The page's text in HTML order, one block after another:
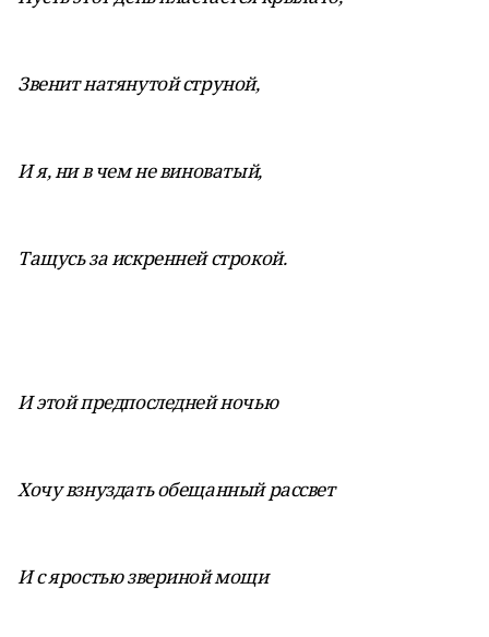
Звенит натянутой струной,
И я, ни в чем не виноватый,
Тащусь за искренней строкой.
И этой предпоследней ночью
Хочу взнуздать обещанный рассвет
И с яростью звериной мощи